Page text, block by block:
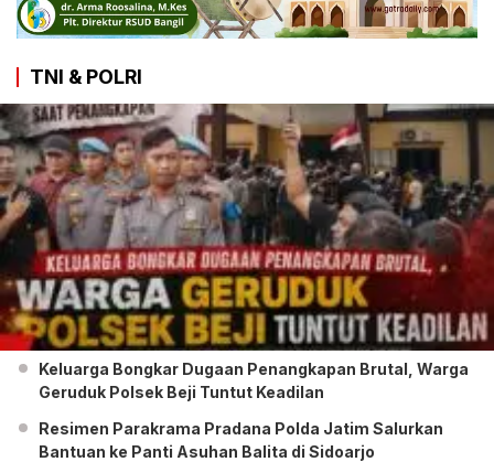
TNI & POLRI
Keluarga Bongkar Dugaan Penangkapan Brutal, Warga
Geruduk Polsek Beji Tuntut Keadilan
Resimen Parakrama Pradana Polda Jatim Salurkan
Bantuan ke Panti Asuhan Balita di Sidoarjo